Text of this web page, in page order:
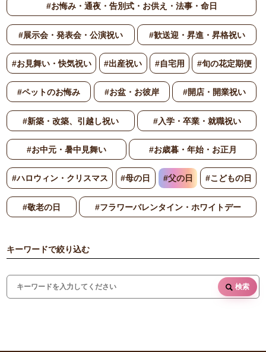
#お悔み・通夜・告別式・お供え・法事・命日
#展示会・発表会・公演祝い #歓送迎・昇進・昇格祝い
#お見舞い・快気祝い #出産祝い #自宅用 #旬の花定期便
#ペットのお悔み #お盆・お彼岸 #開店・開業祝い
#新築・改築、引越し祝い #入学・卒業・就職祝い
#お中元・暑中見舞い #お歳暮・年始・お正月
#ハロウィン・クリスマス #母の日 #父の日 #こどもの日
#敬老の日 #フラワーバレンタイン・ホワイトデー
キーワードで絞り込む
検索